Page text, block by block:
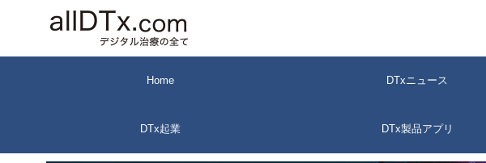
キ
Home DTxニュース
DTx起業 DTx製品アプリ